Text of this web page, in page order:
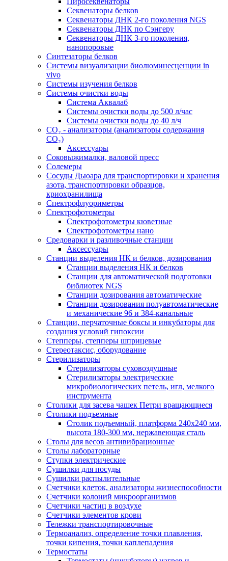
Секвенаторы белков
Секвенаторы ДНК 2-го поколения NGS
Секвенаторы ДНК по Сэнгеру
Секвенаторы ДНК 3-го поколения,
нанопоровые
Синтезаторы белков
Системы визуализации биолюминесценции in
vivo
Системы изучения белков
Системы очистки воды
Система Аквалаб
Системы очистки воды до 500 л/час
Системы очистки воды до 40 л/ч
СО₂ - анализаторы (анализаторы содержания
СО₂)
Аксессуары
Соковыжималки, валовой пресс
Солемеры
Сосуды Дьюара для транспортировки и хранения
азота, транспортировки образцов,
криохранилища
Спектрофлуориметры
Спектрофотометры
Спектрофотометры кюветные
Спектрофотометры нано
Средоварки и разливочные станции
Аксессуары
Станции выделения НК и белков, дозирования
Станции выделения НК и белков
Станции для автоматической подготовки
библиотек NGS
Станции дозирования автоматические
Станции дозирования полуавтоматические
и механические 96 и 384-канальные
Станции, перчаточные боксы и инкубаторы для
создания условий гипоксии
Степперы, степперы шприцевые
Стереотаксис, оборудование
Стерилизаторы
Стерилизаторы суховоздушные
Стерилизаторы электрические
микробиологических петель, игл, мелкого
инструмента
Столики для засева чашек Петри вращающиеся
Столики подъемные
Столик подъемный, платформа 240х240 мм,
высота 180-300 мм, нержавеющая сталь
Столы для весов антивибрационные
Столы лабораторные
Ступки электрические
Сушилки для посуды
Сушилки распылительные
Счетчики клеток, анализаторы жизнеспособности
Счетчики колоний микроорганизмов
Счетчики частиц в воздухе
Счетчики элементов крови
Тележки транспортировочные
Термоанализ, определение точки плавления,
точки кипения, точки каплепадения
Термостаты